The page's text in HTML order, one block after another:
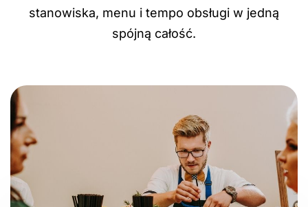
stanowiska, menu i tempo obsługi w jedną
spójną całość.